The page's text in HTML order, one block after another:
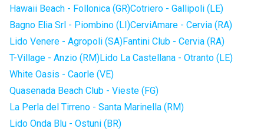
Hawaii Beach - Follonica (GR)Cotriero - Gallipoli (LE)
Bagno Elia Srl - Piombino (LI)CerviAmare - Cervia (RA)
Lido Venere - Agropoli (SA)Fantini Club - Cervia (RA)
T-Village - Anzio (RM)Lido La Castellana - Otranto (LE)
White Oasis - Caorle (VE)
Quasenada Beach Club - Vieste (FG)
La Perla del Tirreno - Santa Marinella (RM)
Lido Onda Blu - Ostuni (BR)